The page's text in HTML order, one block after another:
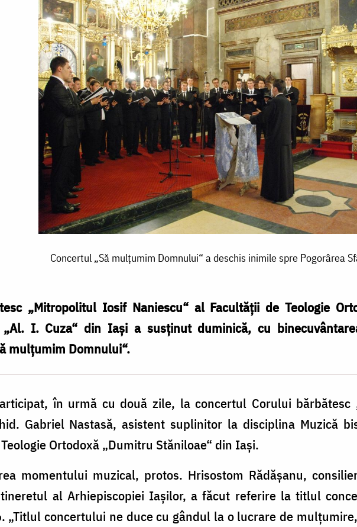
Concertul „Să mulțumim Domnului“ a deschis inimile spre Pogorârea
„Mitropolitul Iosif Naniescu“ al Facultății de Teologie
„Al. I. Cuza“ din Iași a susținut duminică, cu
mulțumim Domnului“.
în ur­mă cu două zile, la concertul Corului bărbătesc
Gabriel Nastasă, asistent suplinitor la disciplina Mu­zică
Ortodoxă „Dumitru Stă­ni­loae“ din Iași.
momentului muzical, protos. Hrisos­tom Rădășanu,
al Arhie­pis­copiei Iașilor, a făcut refe­rire la titlul
„Titlul concertului ne du­ce cu gândul la o lucrare de